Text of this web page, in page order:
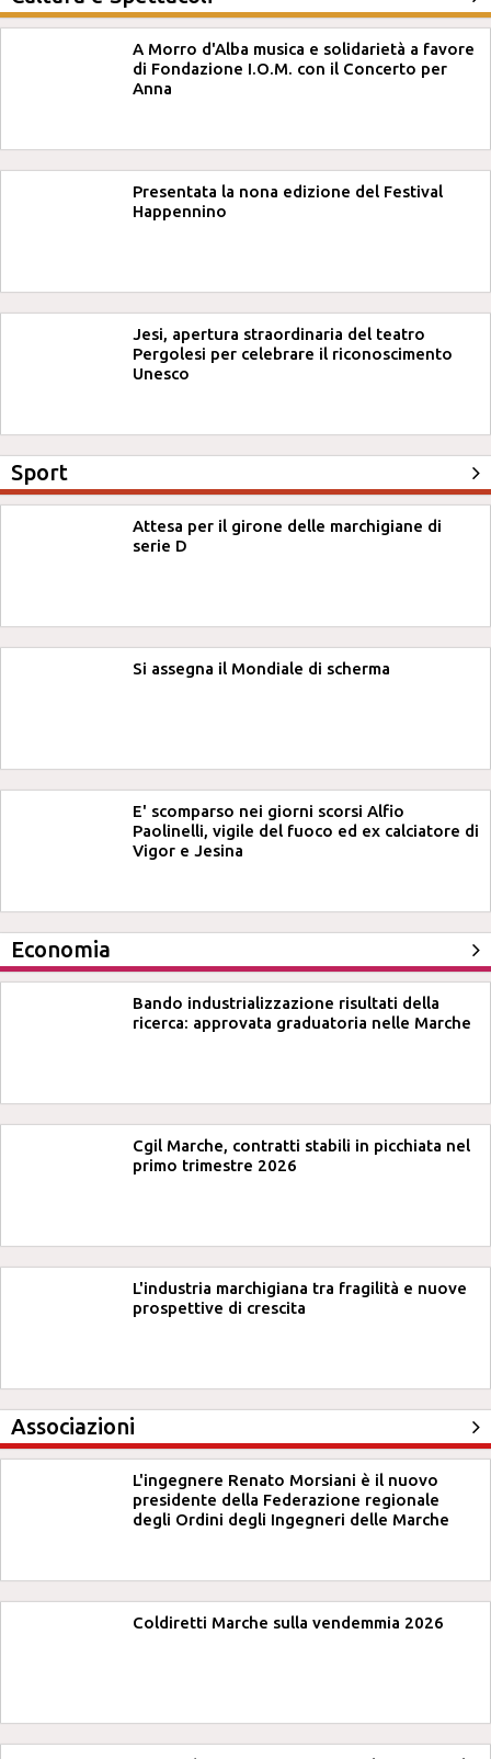
A Morro d'Alba musica e solidarietà a favore
di Fondazione I.O.M. con il Concerto per
Anna
Presentata la nona edizione del Festival
Happennino
Jesi, apertura straordinaria del teatro
Pergolesi per celebrare il riconoscimento
Unesco
Sport
Attesa per il girone delle marchigiane di
serie D
Si assegna il Mondiale di scherma
E' scomparso nei giorni scorsi Alfio
Paolinelli, vigile del fuoco ed ex calciatore di
Vigor e Jesina
Economia
Bando industrializzazione risultati della
ricerca: approvata graduatoria nelle Marche
Cgil Marche, contratti stabili in picchiata nel
primo trimestre 2026
L'industria marchigiana tra fragilità e nuove
prospettive di crescita
Associazioni
L'ingegnere Renato Morsiani è il nuovo
presidente della Federazione regionale
degli Ordini degli Ingegneri delle Marche
Coldiretti Marche sulla vendemmia 2026